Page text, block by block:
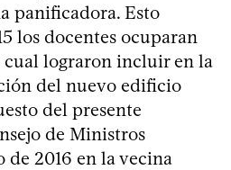
panificadora. Esto
los docentes ocuparan
cual lograron incluir en la
del nuevo edificio
del presente
de Ministros
de 2016 en la vecina